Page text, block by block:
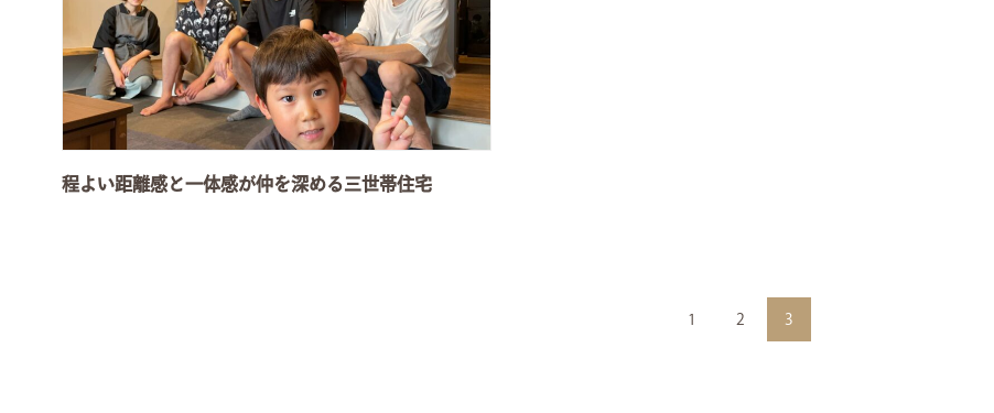
程よい距離感と一体感が仲を深める三世帯住宅
1 2 3